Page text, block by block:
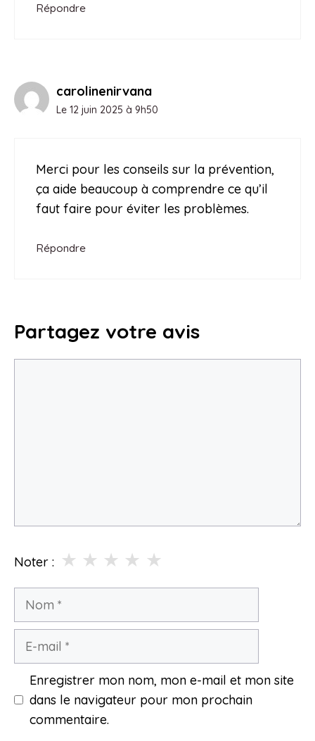
Répondre
carolinenirvana
Le 12 juin 2025 à 9h50
Merci pour les conseils sur la prévention,
ça aide beaucoup à comprendre ce qu’il
faut faire pour éviter les problèmes.
Répondre
Partagez votre avis
Noter : ★
★
★
★
★
Nom
Enregistrer mon nom, mon e-mail et mon site
dans le navigateur pour mon prochain
commentaire.